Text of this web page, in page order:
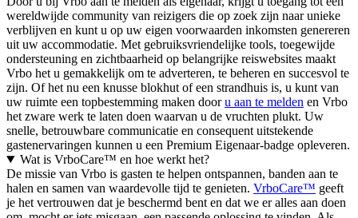
wereldwijde community van reizigers die op zoek zijn naar unieke
verblijven en kunt u op uw eigen voorwaarden inkomsten genereren
uit uw accommodatie. Met gebruiksvriendelijke tools, toegewijde
ondersteuning en zichtbaarheid op belangrijke reiswebsites maakt
Vrbo het u gemakkelijk om te adverteren, te beheren en succesvol te
zijn. Of het nu een knusse blokhut of een strandhuis is, u kunt van
uw ruimte een topbestemming maken dooru aan te melden en Vrbo
het zware werk te laten doen waarvan u de vruchten plukt. Uw
snelle, betrouwbare communicatie en consequent uitstekende
gastenervaringen kunnen u een Premium Eigenaar-badge opleveren.
Wat is VrboCare™ en hoe werkt het?
De missie van Vrbo is gasten te helpen ontspannen, banden aan te
halen en samen van waardevolle tijd te genieten. VrboCare™ geeft
je het vertrouwen dat je beschermd bent en dat we er alles aan doen